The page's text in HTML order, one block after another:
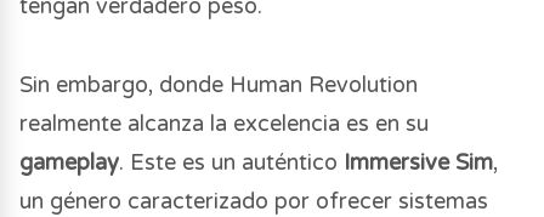
tengan verdadero peso.
Sin embargo, donde Human Revolution
realmente alcanza la excelencia es en su
gameplay. Este es un auténtico Immersive Sim,
un género caracterizado por ofrecer sistemas